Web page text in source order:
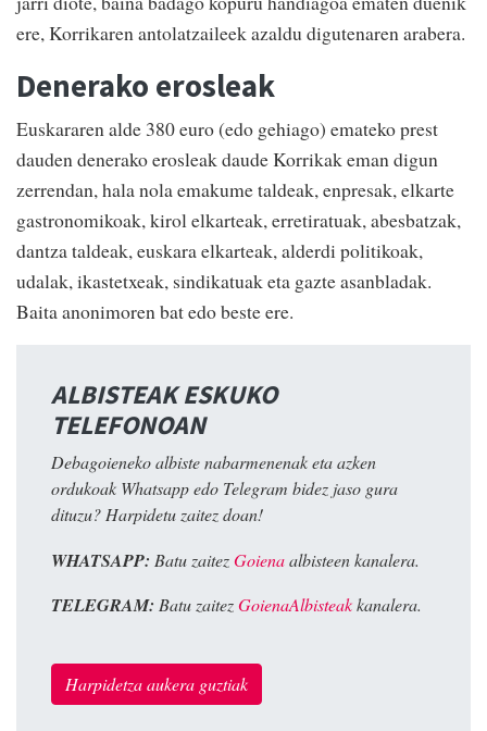
ere, Korrikaren antolatzaileek azaldu digutenaren arabera.
Denerako erosleak
Euskararen alde 380 euro (edo gehiago) emateko prest
dauden denerako erosleak daude Korrikak eman digun
zerrendan, hala nola emakume taldeak, enpresak, elkarte
gastronomikoak, kirol elkarteak, erretiratuak, abesbatzak,
dantza taldeak, euskara elkarteak, alderdi politikoak,
udalak, ikastetxeak, sindikatuak eta gazte asanbladak.
Baita anonimoren bat edo beste ere.
ALBISTEAK ESKUKO
TELEFONOAN
Debagoieneko albiste nabarmenenak eta azken
ordukoak Whatsapp edo Telegram bidez jaso gura
dituzu? Harpidetu zaitez doan!
WHATSAPP: Batu zaitezGoienaalbisteen kanalera.
TELEGRAM: Batu zaitezGoienaAlbisteakkanalera.
Harpidetza aukera guztiak